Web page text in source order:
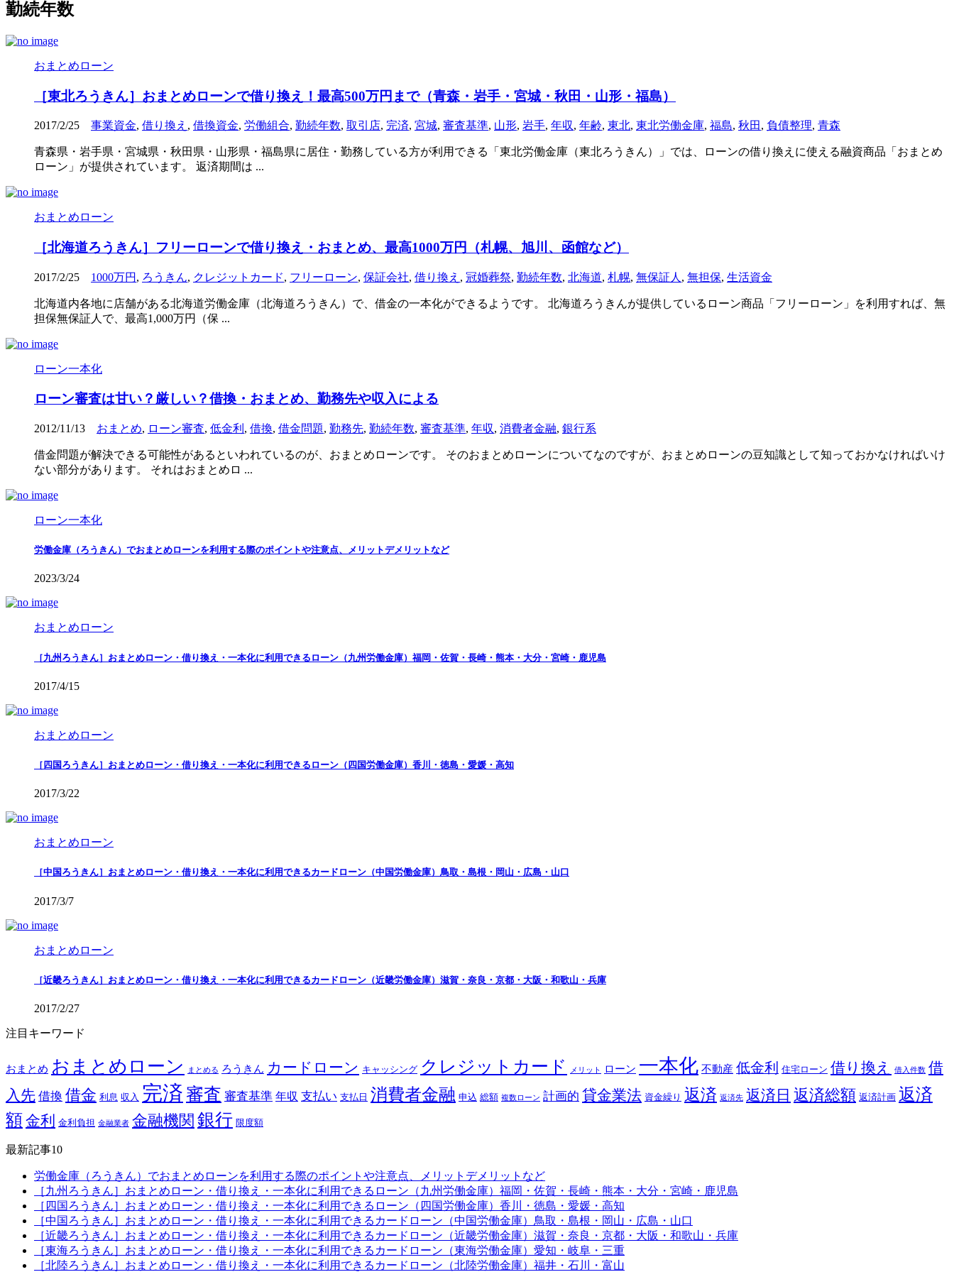
勤続年数
おまとめローン
［東北ろうきん］おまとめローンで借り換え！最高500万円まで（青森・岩手・宮城・秋田・山形・福島）
2017/2/25 事業資金, 借り換え , 借換資金, 労働組合, 勤続年数, 取引店, 完済, 宮城, 審査基準, 山形, 岩手, 年収, 年齢, 東北, 東北労働金庫, 福島, 秋田 , 負債整理, 青森
青森県・岩手県・宮城県・秋田県・山形県・福島県に居住・勤務している方が利用できる「東北労働金庫（東北ろうきん）」では、ローンの借り換えに使える融資商品「おまとめ
ローン」が提供されています。 返済期間は ...
おまとめローン
［北海道ろうきん］フリーローンで借り換え・おまとめ、最高1000万円（札幌、旭川、函館など）
2017/2/25 1000万円 , ろうきん, クレジットカード, フリーローン, 保証会社, 借り換え , 冠婚葬祭, 勤続年数, 北海道, 札幌, 無保証人 , 無担保, 生活資金
北海道内各地に店舗がある北海道労働金庫（北海道ろうきん）で、借金の一本化ができるようです。 北海道ろうきんが提供しているローン商品「フリーローン」を利用すれば、無
担保無保証人で、最高1,000万円（保 ...
ローン一本化
ローン審査は甘い？厳しい？借換・おまとめ、勤務先や収入による
2012/11/13 おまとめ, ローン審査, 低金利 , 借換, 借金問題, 勤務先, 勤続年数, 審査基準, 年収, 消費者金融, 銀行系
借金問題が解決できる可能性があるといわれているのが、おまとめローンです。 そのおまとめローンについてなのですが、おまとめローンの豆知識として知っておかなければいけ
ない部分があります。 それはおまとめロ ...
ローン一本化
労働金庫（ろうきん）でおまとめローンを利用する際のポイントや注意点、メリットデメリットなど
2023/3/24
おまとめローン
［九州ろうきん］おまとめローン・借り換え・一本化に利用できるローン（九州労働金庫）福岡・佐賀・長崎・熊本・大分・宮崎・鹿児島
2017/4/15
おまとめローン
［四国ろうきん］おまとめローン・借り換え・一本化に利用できるローン（四国労働金庫）香川・徳島・愛媛・高知
2017/3/22
おまとめローン
［中国ろうきん］おまとめローン・借り換え・一本化に利用できるカードローン（中国労働金庫）鳥取・島根・岡山・広島・山口
2017/3/7
おまとめローン
［近畿ろうきん］おまとめローン・借り換え・一本化に利用できるカードローン（近畿労働金庫）滋賀・奈良・京都・大阪・和歌山・兵庫
2017/2/27
注目キーワード
おまとめ おまとめローン まとめる ろうきん カードローン キャッシング クレジットカード メリット ローン 一本化 不動産 低金利 住宅ローン 借り換え 借入件数 借
入先 借換 借金 利息 収入 完済 審査 審査基準 年収 支払い 支払日 消費者金融 申込 総額 複数ローン 計画的 貸金業法 資金繰り 返済 返済先 返済日 返済総額 返済計画 返済
額金利 金利負担 金融業者 金融機関 銀行 限度額
最新記事10
労働金庫（ろうきん）でおまとめローンを利用する際のポイントや注意点、メリットデメリットなど
［九州ろうきん］おまとめローン・借り換え・一本化に利用できるローン（九州労働金庫）福岡・佐賀・長崎・熊本・大分・宮崎・鹿児島
［四国ろうきん］おまとめローン・借り換え・一本化に利用できるローン（四国労働金庫）香川・徳島・愛媛・高知
［中国ろうきん］おまとめローン・借り換え・一本化に利用できるカードローン（中国労働金庫）鳥取・島根・岡山・広島・山口
［近畿ろうきん］おまとめローン・借り換え・一本化に利用できるカードローン（近畿労働金庫）滋賀・奈良・京都・大阪・和歌山・兵庫
［東海ろうきん］おまとめローン・借り換え・一本化に利用できるカードローン（東海労働金庫）愛知・岐阜・三重
［北陸ろうきん］おまとめローン・借り換え・一本化に利用できるカードローン（北陸労働金庫）福井・石川・富山